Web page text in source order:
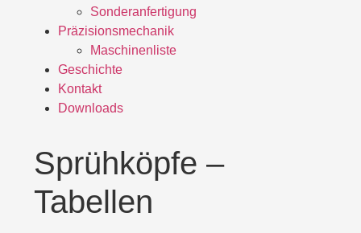
Sonderanfertigung
Präzisionsmechanik
Maschinenliste
Geschichte
Kontakt
Downloads
Sprühköpfe –
Tabellen